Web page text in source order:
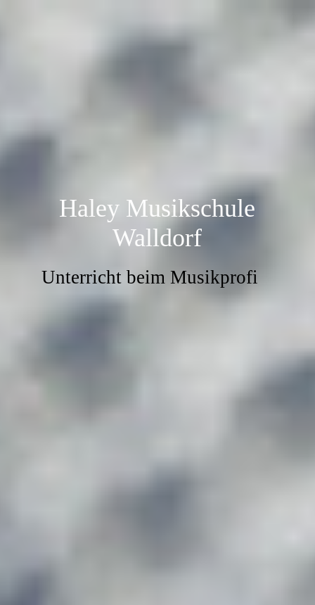
Haley Musikschule
Walldorf
Unterricht beim Musikprofi